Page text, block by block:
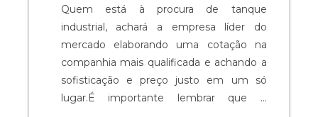
Quem está à procura de tanque
industrial, achará a empresa líder do
mercado elaborando uma cotação na
companhia mais qualificada e achando a
sofisticação e preço justo em um só
lugar.É importante lembrar que o